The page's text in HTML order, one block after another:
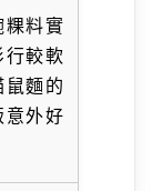
粿料實
行較軟
鼠麵的
意外好